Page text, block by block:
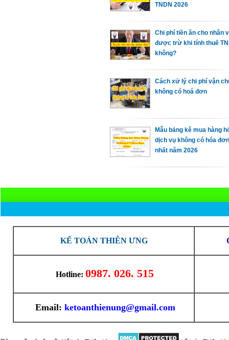
TNDN 2026
Chi phí tiền ăn cho nhân
được trừ khi tính thuế
không?
Cách xử lý chi phí vận
không có hoá đơn
Mẫu bảng kê mua hàng
dịch vụ không có hóa
nhất năm 2026
KẾ TOÁN THIÊN ƯNG
Hotline: 0987. 026. 515
Email: ketoanthienung@gmail.com